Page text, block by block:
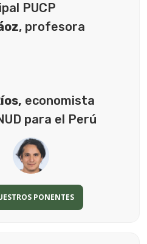
PUCP
, profesora
economista
para el Perú
PONENTES